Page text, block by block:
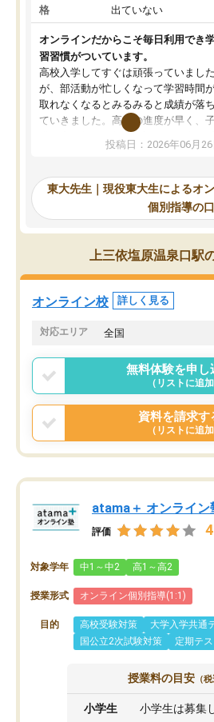
格
出ていない
オンラインだからこそ毎日利用でき
習習慣がついています。
高校入学してすぐは頑張っていました
が、部活動が忙しくなって学習時間
取れなくなるとみるみると成績が落ち
ていきました。高校の進度が早く、子
供も家に帰って勉強の話すると嫌な反
応を示します。東大先生にお願いし
れるので、親としても安心です。毎日
使える自習室とかもあり、わからない
ところがあれば先生が回答してくれる
のも重宝しています。
投稿日：2026年06月26
東大先生｜現役東大生によるオ
個別指導の
上三依塩原温泉口駅
オンライン校 詳しく見る
対応エリア 全国
無料体験を申し
（リストに追加
資料を請求す
（リストに追加
atama＋ オンライン
評価
対象学年 中1～中2 高1～高2
授業形式 オンライン個別指導(1:1)
目的 高校受験対策
大学入学共通
国公立2次試験対策
定期テ
授業料の目安 （
小学生 小学生は募集